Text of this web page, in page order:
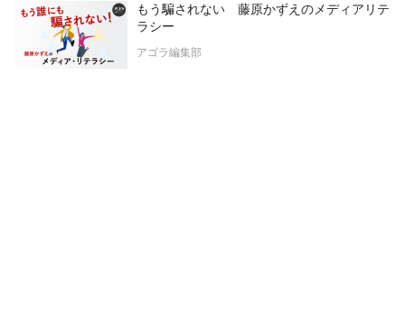
もう騙されない 藤原かずえのメディアリテ
ラシー
アゴラ編集部